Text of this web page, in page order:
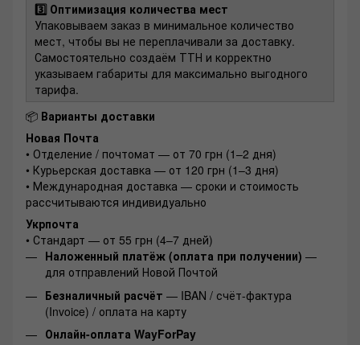
3️⃣ Оптимизация количества мест
Упаковываем заказ в минимальное количество
мест, чтобы вы не переплачивали за доставку.
Самостоятельно создаём ТТН и корректно
указываем габариты для максимально выгодного
тарифа.
📦 Варианты доставки
Новая Почта
• Отделение / почтомат — от 70 грн (1–2 дня)
• Курьерская доставка — от 120 грн (1–3 дня)
• Международная доставка — сроки и стоимость
рассчитываются индивидуально
Укрпочта
• Стандарт — от 55 грн (4–7 дней)
Наложенный платёж (оплата при получении) —
для отправлений Новой Почтой
Безналичный расчёт — IBAN / счёт-фактура
(Invoice) / оплата на карту
Онлайн-оплата WayForPay